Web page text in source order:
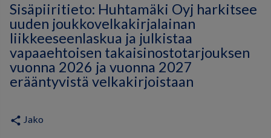
Sisäpiiritieto: Huhtamäki Oyj harkitsee
uuden joukkovelkakirjalainan
liikkeeseenlaskua ja julkistaa
vapaaehtoisen takaisinostotarjouksen
vuonna 2026 ja vuonna 2027
erääntyvistä velkakirjoistaan
share Jako